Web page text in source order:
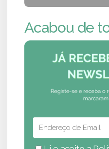
Acabou de